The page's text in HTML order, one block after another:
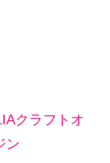
クラフトオ
ン